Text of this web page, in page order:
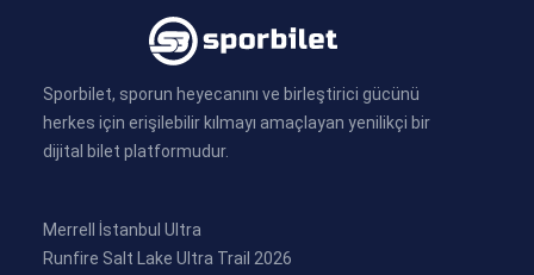
Sporbilet, sporun heyecanını ve birleştirici gücünü
herkes için erişilebilir kılmayı amaçlayan yenilikçi bir
dijital bilet platformudur.
Merrell İstanbul Ultra
Runfire Salt Lake Ultra Trail 2026